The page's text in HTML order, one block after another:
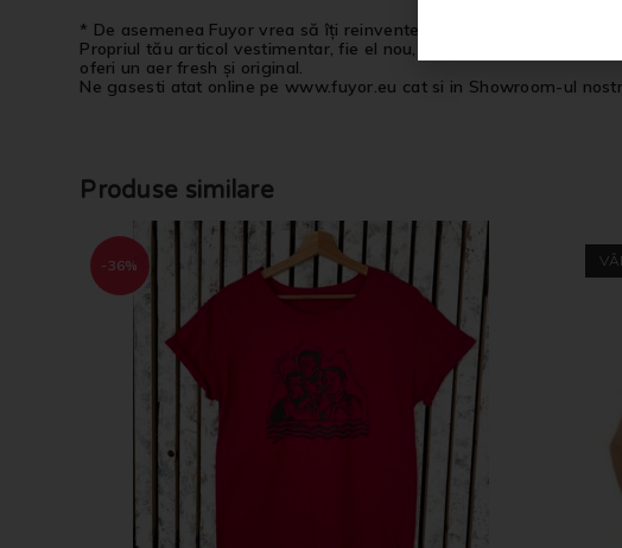
* De asemenea Fuyor vrea să îți reinventeze garderoba!
Propriul tău articol vestimentar, fie el nou, fie uzat sau vechi,
oferi un aer fresh și original.
Ne gasesti atat online pe www.fuyor.eu cat si in Showroom-ul
Produse similare
-36%